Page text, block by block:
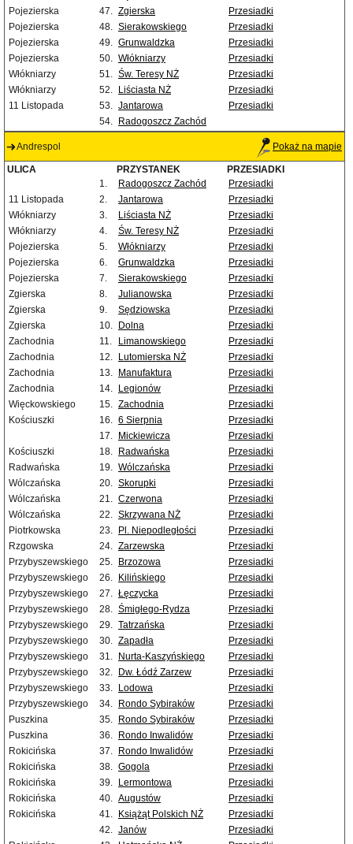
Pojezierska
47. Zgierska
Przesiadki
Pojezierska
48. Sierakowskiego
Przesiadki
Pojezierska
49. Grunwaldzka
Przesiadki
Pojezierska
50. Włókniarzy
Przesiadki
Włókniarzy
51. Św. Teresy NŻ
Przesiadki
Włókniarzy
52. Liściasta NŻ
Przesiadki
11 Listopada
53. Jantarowa
Przesiadki
54.
Radogoszcz Zachód
Andrespol Pokaż na mapie
ULICA PRZYSTANEK
PRZESIADKI
1.
Radogoszcz Zachód
Przesiadki
11 Listopada
2. Jantarowa
Przesiadki
Włókniarzy
3. Liściasta NŻ
Przesiadki
Włókniarzy
4. Św. Teresy NŻ
Przesiadki
Pojezierska
5. Włókniarzy
Przesiadki
Pojezierska
6. Grunwaldzka
Przesiadki
Pojezierska
7. Sierakowskiego
Przesiadki
Zgierska
8. Julianowska
Przesiadki
Zgierska
9. Sędziowska
Przesiadki
Zgierska
10. Dolna
Przesiadki
Zachodnia
11. Limanowskiego
Przesiadki
Zachodnia
12. Lutomierska NŻ
Przesiadki
Zachodnia
13. Manufaktura
Przesiadki
Zachodnia
14. Legionów
Przesiadki
Więckowskiego
15. Zachodnia
Przesiadki
Kościuszki
16. 6 Sierpnia
Przesiadki
17.
Mickiewicza
Przesiadki
Kościuszki
18. Radwańska
Przesiadki
Radwańska
19. Wólczańska
Przesiadki
Wólczańska
20. Skorupki
Przesiadki
Wólczańska
21. Czerwona
Przesiadki
Wólczańska
22. Skrzywana NŻ
Przesiadki
Piotrkowska
23. Pl. Niepodległości
Przesiadki
Rzgowska
24. Zarzewska
Przesiadki
Przybyszewskiego
25. Brzozowa
Przesiadki
Przybyszewskiego
26. Kilińskiego
Przesiadki
Przybyszewskiego
27. Łęczycka
Przesiadki
Przybyszewskiego
28. Śmigłego-Rydza
Przesiadki
Przybyszewskiego
29. Tatrzańska
Przesiadki
Przybyszewskiego
30. Zapadła
Przesiadki
Przybyszewskiego
31. Nurta-Kaszyńskiego
Przesiadki
Przybyszewskiego
32. Dw. Łódź Zarzew
Przesiadki
Przybyszewskiego
33. Lodowa
Przesiadki
Przybyszewskiego
34. Rondo Sybiraków
Przesiadki
Puszkina
35. Rondo Sybiraków
Przesiadki
Puszkina
36. Rondo Inwalidów
Przesiadki
Rokicińska
37. Rondo Inwalidów
Przesiadki
Rokicińska
38. Gogola
Przesiadki
Rokicińska
39. Lermontowa
Przesiadki
Rokicińska
40. Augustów
Przesiadki
Rokicińska
41. Książąt Polskich NŻ
Przesiadki
42. Janów
Przesiadki